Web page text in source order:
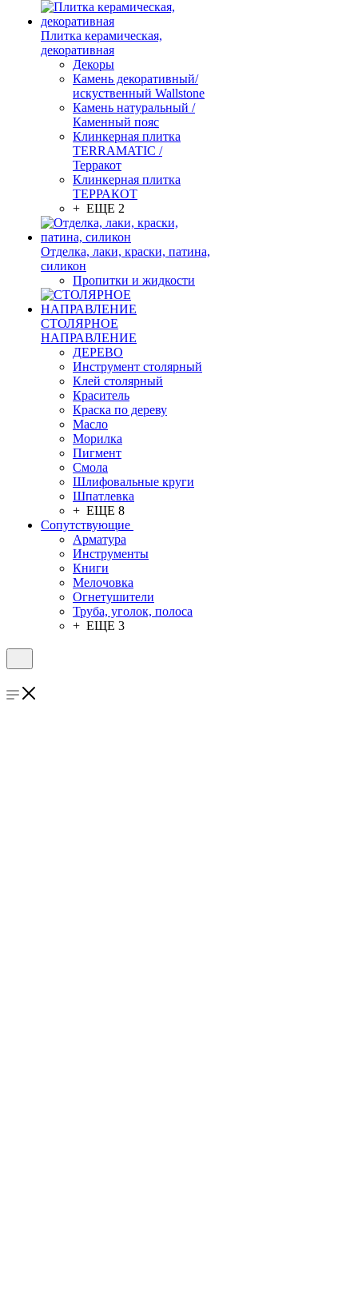
Плитка керамическая,
декоративная
Декоры
Камень декоративный/
искуственный Wallstone
Камень натуральный /
Каменный пояс
Клинкерная плитка
TERRAMATIC /
Терракот
Клинкерная плитка
ТЕРРАКОТ
+ ЕЩЕ 2
Отделка, лаки, краски, патина,
силикон
Пропитки и жидкости
СТОЛЯРНОЕ
НАПРАВЛЕНИЕ
ДЕРЕВО
Инструмент столярный
Клей столярный
Краситель
Краска по дереву
Масло
Морилка
Пигмент
Смола
Шлифовальные круги
Шпатлевка
+ ЕЩЕ 8
Сопутствующие
Арматура
Инструменты
Книги
Мелочовка
Огнетушители
Труба, уголок, полоса
+ ЕЩЕ 3